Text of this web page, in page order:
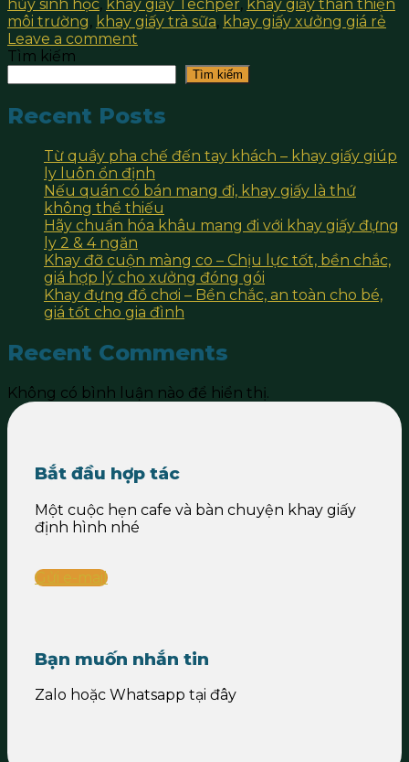
hủy sinh học, khay giấy Techper, khay giấy thân thiện
môi trường, khay giấy trà sữa, khay giấy xưởng giá rẻ
Leave a comment
Tìm kiếm
Tìm kiếm
Recent Posts
Từ quầy pha chế đến tay khách – khay giấy giúp
ly luôn ổn định
Nếu quán có bán mang đi, khay giấy là thứ
không thể thiếu
Hãy chuẩn hóa khâu mang đi với khay giấy đựng
ly 2 & 4 ngăn
Khay đỡ cuộn màng co – Chịu lực tốt, bền chắc,
giá hợp lý cho xưởng đóng gói
Khay đựng đồ chơi – Bền chắc, an toàn cho bé,
giá tốt cho gia đình
Recent Comments
Không có bình luận nào để hiển thị.
Bắt đầu hợp tác
Một cuộc hẹn cafe và bàn chuyện khay giấy
định hình nhé
Gửi e-mail
Bạn muốn nhắn tin
Zalo hoặc Whatsapp tại đây